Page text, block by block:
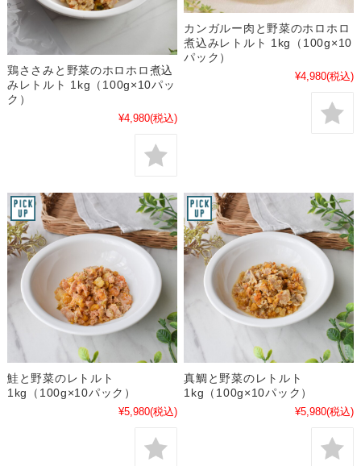
鶏ささみと野菜のホロホロ煮込
みレトルト 1kg（100g×10パッ
ク）
¥4,980(税込)
カンガルー肉と野菜のホロホロ
煮込みレトルト 1kg（100g×10
パック）
¥4,980(税込)
鮭と野菜のレトルト
1kg（100g×10パック）
¥5,980(税込)
真鯛と野菜のレトルト
1kg（100g×10パック）
¥5,980(税込)